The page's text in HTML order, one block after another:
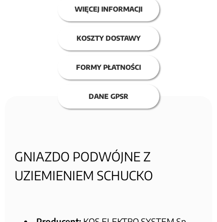
WIĘCEJ INFORMACJI
KOSZTY DOSTAWY
FORMY PŁATNOŚCI
DANE GPSR
GNIAZDO PODWÓJNE Z
UZIEMIENIEM SCHUCKO